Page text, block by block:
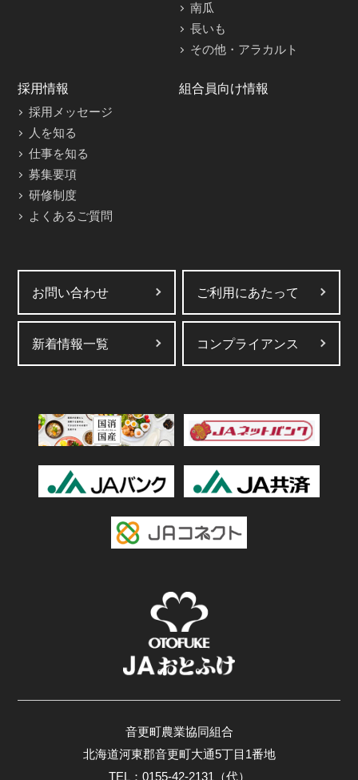
南瓜
長いも
その他・アラカルト
採用情報
採用メッセージ
人を知る
仕事を知る
募集要項
研修制度
よくあるご質問
組合員向け情報
お問い合わせ ご利用にあたって
新着情報一覧 コンプライアンス
音更町農業協同組合
北海道河東郡音更町大通5丁目1番地
TEL：0155-42-2131（代）